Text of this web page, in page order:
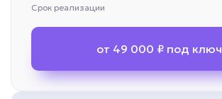
Срок реализации
от 49 000 ₽ под ключ